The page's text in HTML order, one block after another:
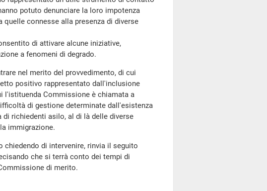
potuto denunciare la loro impotenza
connesse alla presenza di diverse
di attivare alcune iniziative,
a fenomeni di degrado.
nel merito del provvedimento, di cui
positivo rappresentato dall'inclusione
l'istituenda Commissione è chiamata a
di gestione determinate dall'esistenza
richiedenti asilo, al di là delle diverse
immigrazione.
chiedendo di intervenire, rinvia il seguito
che si terrà conto dei tempi di
di merito.